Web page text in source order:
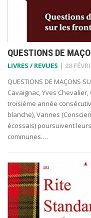
QUESTIONS DE
LIVRES / REVUES | 28
QUESTIONS DE MAÇONS
Cavaignac, Yves
troisième année
blanche), Vannes
écossais) poursuivent
communes.…